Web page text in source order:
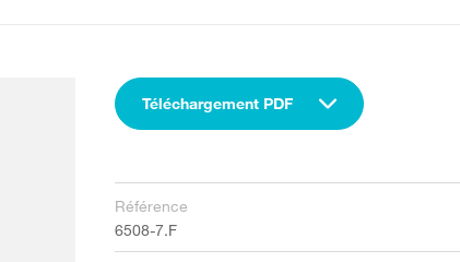
Téléchargement PDF
Référence
6508-7.F